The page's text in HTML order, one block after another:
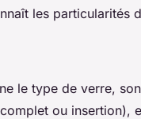
les particularités
le type de verre,
ou insertion),